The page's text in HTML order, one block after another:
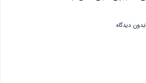
بدون دیدگاه